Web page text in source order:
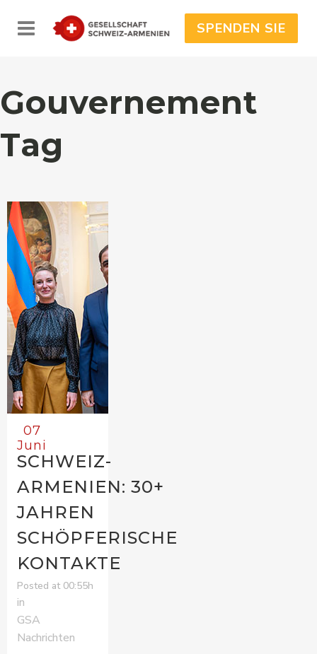
SPENDEN SIE
Gouvernement
Tag
07
Juni
SCHWEIZ-
ARMENIEN: 30+
JAHREN
SCHÖPFERISCHE
KONTAKTE
Posted at 00:55h
in
GSA
Nachrichten